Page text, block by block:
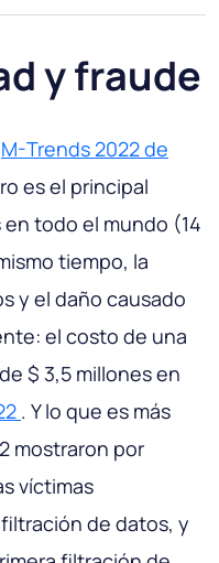
y fraude
M-Trends 2022 de
es el principal
todo el mundo (14
tiempo, la
y el daño causado
el costo de una
$ 3,5 millones en
. Y lo que es más
mostraron por
víctimas
de datos, y